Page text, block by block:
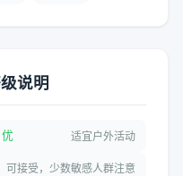
说明
优 适宜户外活动
可接受，少数敏感人群注意